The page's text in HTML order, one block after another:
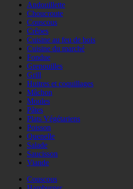
Andouillette
Choucroute
Couscous
Crêpes
Cuisine au feu de bois
Cuisine du marché
Fondue
Grenouilles
Grill
Huitres et coquillages
Mâchon
Moules
Pâtes
Plats Végétariens
Poisson
Quenelle
Salade
Saucisson
Viande
Couscous